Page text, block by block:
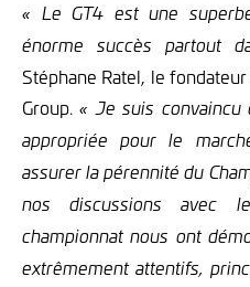
« Le GT4 est une
énorme succès partout
Stéphane Ratel, le
Group.« Je suis convaincu
appropriée pour le
assurer la pérennité du
nos discussions avec
championnat nous ont
extrêmement attentifs,